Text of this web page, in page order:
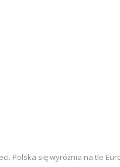
Polska się wyróżnia na tle